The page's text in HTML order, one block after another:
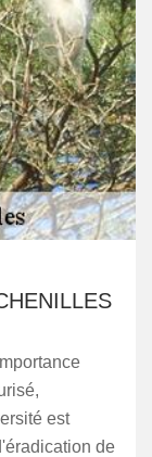
est
de